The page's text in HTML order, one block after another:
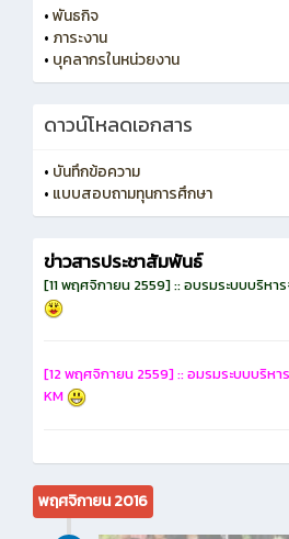
•พันธกิจ
• ภาระงาน
• บุคลากรในหน่วยงาน
ดาวน์โหลดเอกสาร
• บันทึกข้อความ
• แบบสอบถามทุนการศึกษา
ข่าวสารประชาสัมพันธ์
[11 พฤศจิกายน 2559] :: อบรมระบบบริหา
[12 พฤศจิกายน 2559] :: อมรมระบบบริห
KM
พฤศจิกายน 2016